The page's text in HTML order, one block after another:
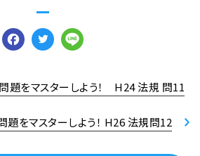
Facebook
Twitter
をマスターしよう！ H24 法規 問11
題をマスターしよう！ H26 法規問12